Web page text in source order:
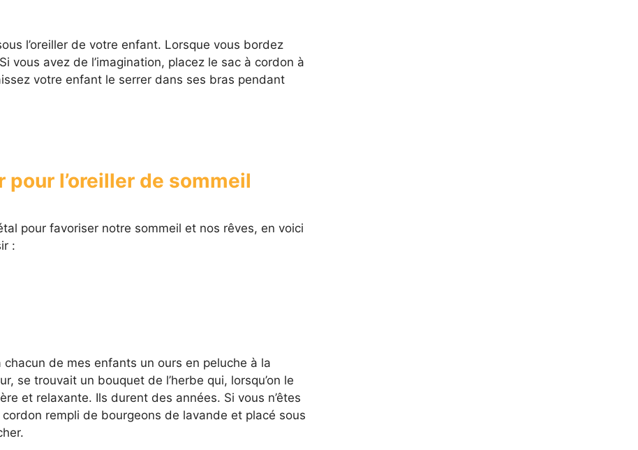
l’oreiller de votre enfant. Lorsque vous bordez
vous avez de l’imagination, placez le sac à cordon à
votre enfant le serrer dans ses bras pendant
l’oreiller de sommeil
pour favoriser notre sommeil et nos rêves, en voici
:
chacun de mes enfants un ours en peluche à la
se trouvait un bouquet de l’herbe qui, lorsqu’on le
et relaxante. Ils durent des années. Si vous n’êtes
rempli de bourgeons de lavande et placé sous